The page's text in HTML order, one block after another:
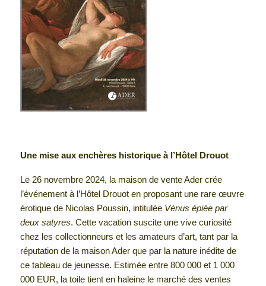
Une mise aux enchères historique à l’Hôtel Drouot
Le 26 novembre 2024, la maison de vente Ader crée
l’événement à l’Hôtel Drouot en proposant une rare œuvre
érotique de Nicolas Poussin, intitulée Vénus épiée par
deux satyres. Cette vacation suscite une vive curiosité
chez les collectionneurs et les amateurs d’art, tant par la
réputation de la maison Ader que par la nature inédite de
ce tableau de jeunesse. Estimée entre 800 000 et 1 000
000 EUR, la toile tient en haleine le marché des ventes